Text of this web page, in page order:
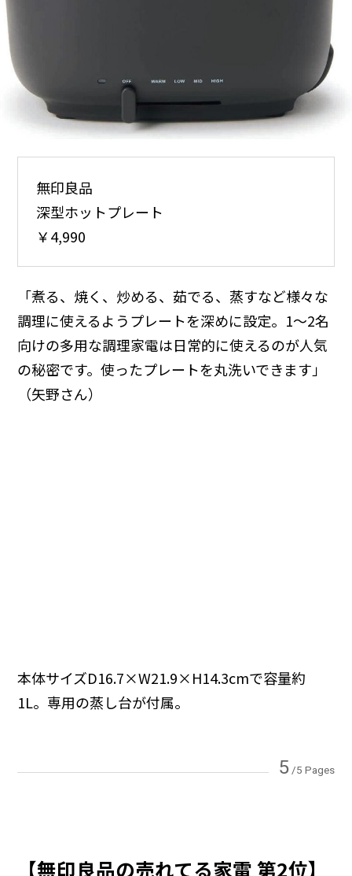
無印良品
深型ホットプレート
￥4,990
「煮る、焼く、炒める、茹でる、蒸すなど様々な
調理に使えるようプレートを深めに設定。1〜2名
向けの多用な調理家電は日常的に使えるのが人気
の秘密です。使ったプレートを丸洗いできます」
（矢野さん）
本体サイズD16.7×W21.9×H14.3cmで容量約
1L。専用の蒸し台が付属。
5/5 Pages
【無印良品の売れてる家電 第2位】